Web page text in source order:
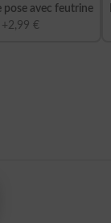
pose avec feutrine
+2,99 €